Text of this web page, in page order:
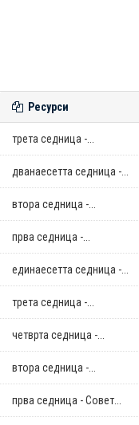
Ресурси
трета седница -...
дванаесетта седница -...
втора седница -...
прва седница -...
единаесетта седница -...
трета седница -...
четврта седница -...
втора седница -...
прва седница - Совет...